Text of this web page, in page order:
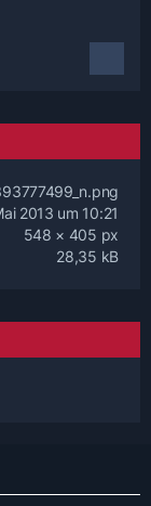
2013 um 10:21
548 × 405 px
28,35 kB